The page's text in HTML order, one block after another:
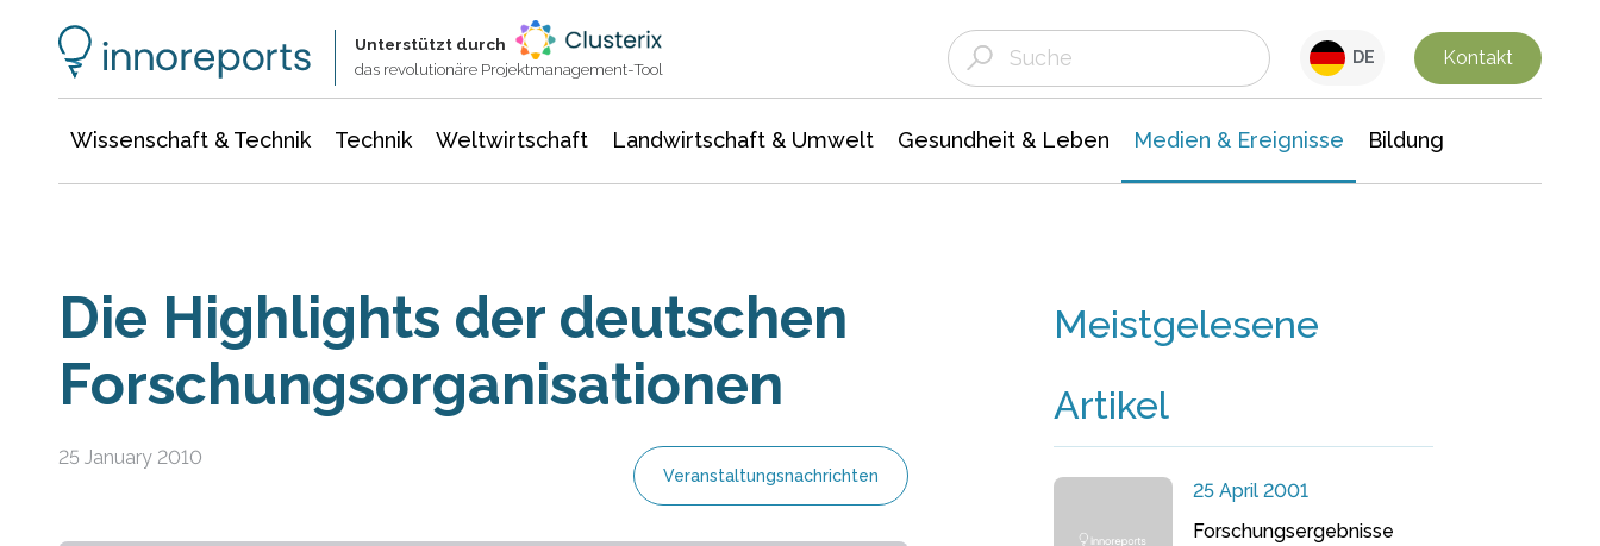
Unterstützt durch
das revolutionäre Projektmanagement-Tool
DE Kontakt
Wissenschaft & Technik Technik Weltwirtschaft Landwirtschaft & Umwelt Gesundheit & Leben Medien & Ereignisse Bildung
Die Highlights der deutschen
Forschungsorganisationen
25 January 2010
Veranstaltungsnachrichten
Meistgelesene
Artikel
25 April 2001
Forschungsergebnisse